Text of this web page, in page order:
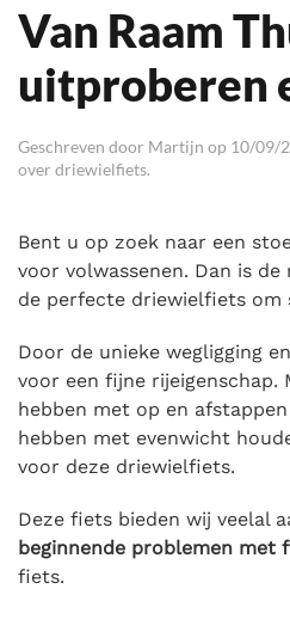
Van Raam
uitproberen
Geschreven door Martijn op 10/09/
over driewielfiets.
Bent u op zoek naar een
voor volwassenen. Dan is de
de perfecte driewielfiets om
Door de unieke wegligging
voor een fijne rijeigenschap.
hebben met op en
hebben met evenwicht
voor deze driewielfiets.
Deze fiets bieden wij veelal
beginnende problemen met
fiets.